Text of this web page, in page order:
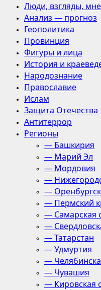
Люди, взгляды,
Анализ — прогноз
Геополитика
Провинция
Фигуры и лица
История и
Народознание
Православие
Ислам
Защита Отечества
Антитеррор
Регионы
— Башкирия
— Марий Эл
— Мордовия
—
—
— Пермский
— Самарская
—
— Татарстан
— Удмуртия
—
— Чувашия
— Кировская